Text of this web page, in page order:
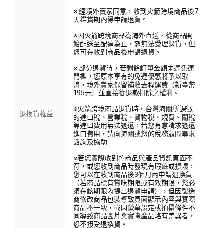
退換貨權益
※ 經境外賣家同意，收到火箭跨境商品後7
天鑑賞期內得申請退貨。
※因火箭跨境商品為海外直送，從商品開
始配送至配達為止，恕無法受理退貨，但
您可在收到商品後申請退貨。
※ 部分退貨時，若剩餘訂單金額未達免運
門檻，您原本享有的免運優惠將予以取
消，境外賣家保留補收去程運費（新臺幣
195元）並直接從退款扣除之權利。
※火箭跨境商品退貨時，台灣海關所課徵
的進口稅、營業稅、貨物稅、規費、關稅
等進口費用無法退還，若您有意請求退還
進口費用，請向海關或您的稅務顧問尋求
諮詢及協助
※若您實際收到的商品與產品資訊頁面不
符，或您收到商品時發現有瑕疵或損壞，
您可以在收到商品後3個月內申請退換貨
（若商品標有賞味期限或有效期限，您必
須在該期限內提出退貨申請），但因製造
商修改商品包裝導致頁面顯示內容與實際
商品不一致，或因螢幕設定或拍攝條件不
同導致商品圖片與實際產品略有差異者，
恕不接受退換貨。